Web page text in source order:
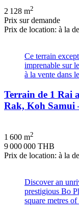
2 128 m2
Prix ​​sur demande
Prix de location: à la
Ce terrain
imprenable sur
à la vente dans
Terrain de 1 Rai
Rak, Koh Samui
1 600 m2
9 000 000 THB
Prix de location: à la
Discover an
prestigious Bo
square metres of